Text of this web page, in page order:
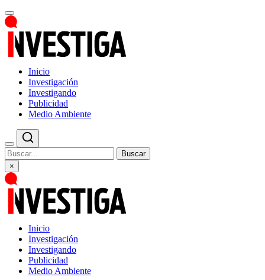
Inicio
Investigación
Investigando
Publicidad
Medio Ambiente
Buscar
×
Inicio
Investigación
Investigando
Publicidad
Medio Ambiente